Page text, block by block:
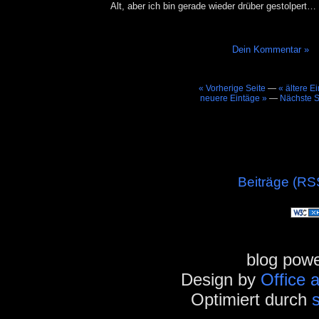
Alt, aber ich bin gerade wieder drüber gestolpert…
Dein Kommentar »
« Vorherige Seite — « ältere
neuere Eintäge » — Nächste
Beiträge
blog
Design by Office
Optimiert durch